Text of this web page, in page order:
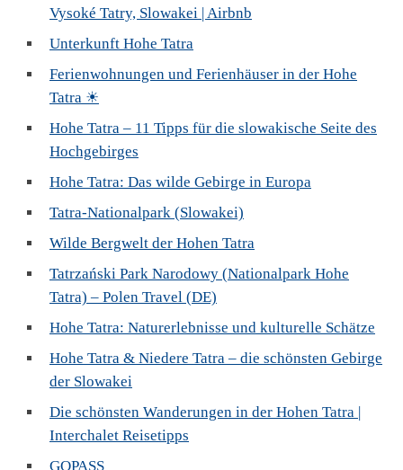
Vysoké Tatry, Slowakei | Airbnb
Unterkunft Hohe Tatra
Ferienwohnungen und Ferienhäuser in der Hohe
Tatra ☀
Hohe Tatra – 11 Tipps für die slowakische Seite des
Hochgebirges
Hohe Tatra: Das wilde Gebirge in Europa
Tatra-Nationalpark (Slowakei)
Wilde Bergwelt der Hohen Tatra
Tatrzański Park Narodowy (Nationalpark Hohe
Tatra) – Polen Travel (DE)
Hohe Tatra: Naturerlebnisse und kulturelle Schätze
Hohe Tatra & Niedere Tatra – die schönsten Gebirge
der Slowakei
Die schönsten Wanderungen in der Hohen Tatra |
Interchalet Reisetipps
GOPASS